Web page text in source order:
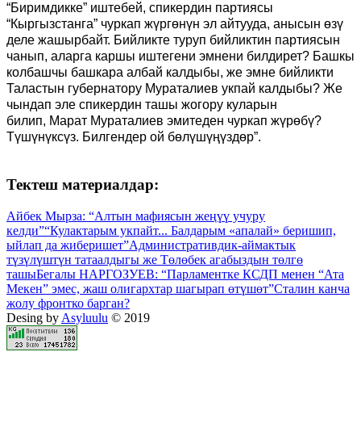
“Биримдикке” иштебей, спикердин партиясы
“Кыргызстанга” чуркап жүргөнүн эл айтууда, анысын өзү
деле жашырбайт. Бийликте туруп бийликтин партиясын
чанып, аларга каршы иштегени эмнени билдирет? Башкы
колбашчы башкара албай калдыбы, же эмне бийликти
Таластын губернатору Мураталиев укпай калдыбы? Же
чындап эле спикердин ташы жогору куларын
билип, Марат Мураталиев эмитеден чуркап жүрөбү?
Түшүнүксүз. Билгендер ой бөлүшүңүздөр”.
Тектеш материалдар:
Айбек Мырза: “Алтын мафиясын жеңүү учуру
келди”“Кулактарым укпайт... Балдарым «апалай» беришип,
ыйлап да жиберишет”Административдик-аймактык
түзүлүштүн татаалдыгы же Төлөбек агабыздын төлгө
ташыБегалы НАРГОЗУЕВ: “Парламентке КСДП менен “Ата
Мекен” эмес, жаш олигархтар шагырап өтүшөт”Сталин канча
жолу фронтко барган?
Desing by Asyluulu © 2019